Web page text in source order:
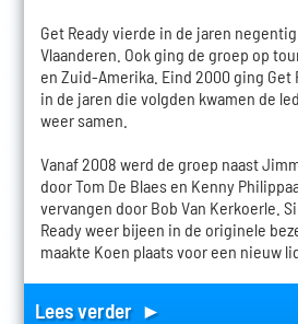
Get Ready vierde in de jaren
Vlaanderen. Ook ging de groep op
en Zuid-Amerika. Eind 2000 ging Get
in de jaren die volgden kwamen de
weer samen.
Vanaf 2008 werd de groep naast
door Tom De Blaes en Kenny
vervangen door Bob Van Kerkoerle.
Ready weer bijeen in de originele
maakte Koen plaats voor een nieuw
Lees verder ►